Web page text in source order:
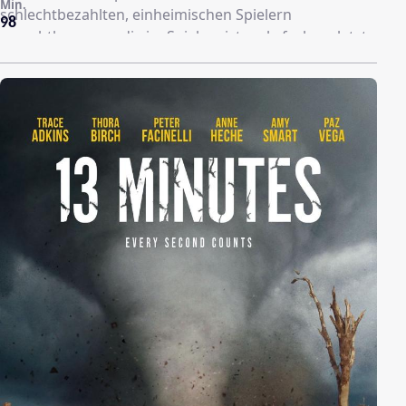
schlechtbezahlten, einheimischen Spielern
zurechtkommen, die im Spiel meist mehrfach verletzt
werden. Rollerball ist dabei eine außergewöhnlich
brutale Erweiterung des Spiels Roller Derby mit
einer Wrestlingliga. Schnell entwickelt sich das Team
zu einer Größe der Liga und der Liebling des
Promoters Alexis Petrovich, Jonathan, fühlt sich von
dem dynamischen Spiel, dem Hype sowie von seiner
Mitspielerin Aurora angezogen. Aber allmählich
entdeckt Jonathan, dass der zynische Alexis und sein
opportunistischer Gehilfe Sanjay alles geben würden,
um ein Spiel so zu manipulieren, dass es ein
blutrünstiges Spektakel wird, damit die
Zuschauerzahlen steigen.
98
Min.